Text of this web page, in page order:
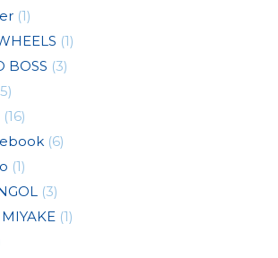
(1)
(1)
BOSS (3)
(16)
(6)
(1)
(3)
MIYAKE (1)